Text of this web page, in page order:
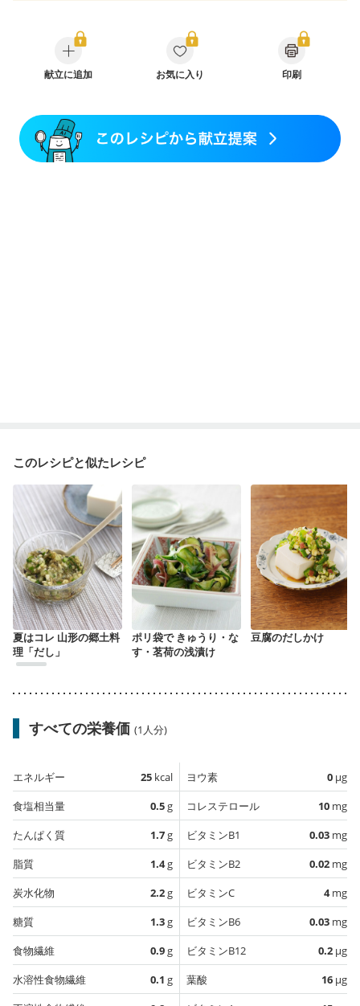
妊婦健診・血圧が気になる（初期）
妊婦健診・血糖値が気になる（初期）
妊娠高血圧(中期)
妊娠糖尿病(初期)
産後（母乳）
産後（混合栄養）
ニキビ・肌荒れ
献立に追加 お気に入り 印刷
このレシピと似たレシピ
夏はコレ 山形の郷土料
理「だし」
ポリ袋で きゅうり・な
す・茗荷の浅漬け
豆腐のだしかけ
すべての栄養価 (1人分)
エネルギー 25 kcal
食塩相当量
0.5g
たんぱく質
1.7g
脂質
1.4g
炭水化物
2.2g
糖質
1.3g
食物繊維
0.9g
水溶性食物繊維
0.1 g
ヨウ素 0 µg
コレステロール
10 mg
ビタミンB1
0.03 mg
ビタミンB2
0.02 mg
ビタミンC
4mg
ビタミンB6
0.03 mg
ビタミンB12
0.2 µg
葉酸
16 µg